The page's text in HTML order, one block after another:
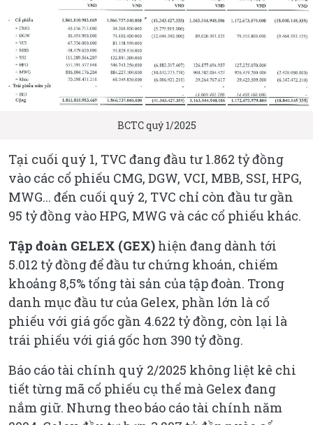
BCTC quý 1/2025
Tại cuối quý 1, TVC đang đầu tư 1.862 tỷ đồng
vào các cổ phiếu CMG, DGW, VCI, MBB, SSI, HPG,
MWG... đến cuối quý 2, TVC chỉ còn đầu tư gần
95 tỷ đồng vào HPG, MWG và các cổ phiếu khác.
Tập đoàn GELEX (GEX) hiện đang dành tới
5.012 tỷ đồng để đầu tư chứng khoán, chiếm
khoảng 8,5% tổng tài sản của tập đoàn. Trong
danh mục đầu tư của Gelex, phần lớn là cổ
phiếu với giá gốc gần 4.622 tỷ đồng, còn lại là
trái phiếu với giá gốc hơn 390 tỷ đồng.
Báo cáo tài chính quý 2/2025 không liệt kê chi
tiết từng mã cổ phiếu cụ thể mà Gelex đang
nắm giữ. Nhưng theo báo cáo tài chính năm